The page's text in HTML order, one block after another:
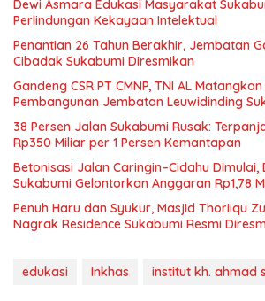
Dewi Asmara Edukasi Masyarakat
Perlindungan Kekayaan Intelektual
Penantian 26 Tahun Berakhir, Jembatan
Cibadak Sukabumi Diresmikan
Gandeng CSR PT CMNP, TNI AL
Pembangunan Jembatan Leuwidinding
38 Persen Jalan Sukabumi Rusak:
Rp350 Miliar per 1 Persen Kemantapan
Betonisasi Jalan Caringin–Cidahu Dimulai,
Sukabumi Gelontorkan Anggaran Rp1,78
Penuh Haru dan Syukur, Masjid Thoriiqu
Nagrak Residence Sukabumi Resmi
edukasi Inkhas institut kh. ahmad